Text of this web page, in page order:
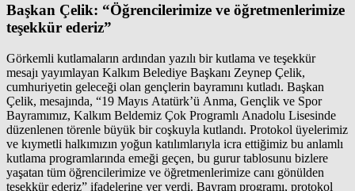
Başkan Çelik: “Öğrencilerimize ve öğretmenlerimize
teşekkür ederiz”
Görkemli kutlamaların ardından yazılı bir kutlama ve teşekkür
mesajı yayımlayan Kalkım Belediye Başkanı Zeynep Çelik,
cumhuriyetin geleceği olan gençlerin bayramını kutladı. Başkan
Çelik, mesajında, “19 Mayıs Atatürk’ü Anma, Gençlik ve Spor
Bayramımız, Kalkım Beldemiz Çok Programlı Anadolu Lisesinde
düzenlenen törenle büyük bir coşkuyla kutlandı. Protokol üyelerimiz
ve kıymetli halkımızın yoğun katılımlarıyla icra ettiğimiz bu anlamlı
kutlama programlarında emeği geçen, bu gurur tablosunu bizlere
yaşatan tüm öğrencilerimize ve öğretmenlerimize canı gönülden
teşekkür ederiz” ifadelerine yer verdi. Bayram programı, protokol